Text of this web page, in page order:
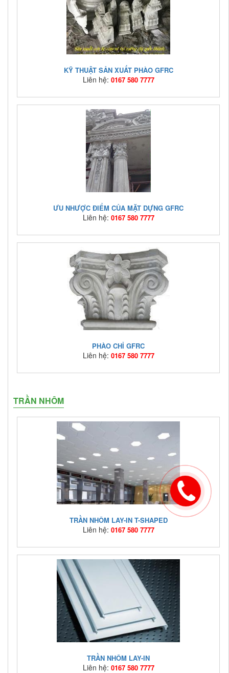
KỸ THUẬT SẢN XUẤT PHÀO GFRC
Liên hệ: 0167 580 7777
Liên hệ: 0167 580 7777
ƯU NHƯỢC ĐIỂM CỦA MẶT DỰNG GFRC
Liên hệ: 0167 580 7777
GFRC1
Liên hệ: 0167 580 7777
PHÀO CHỈ GFRC
Liên hệ: 0167 580 7777
Giá bán:Liên hệ: 0167 580 7777
TRẦN NHÔM
TRẦN NHÔM LAY-IN T-SHAPED
Liên hệ: 0167 580 7777
Mã hàng:LI-TSH
Liên hệ: 0167 580 7777
TRẦN NHÔM LAY-IN
Liên hệ: 0167 580 7777